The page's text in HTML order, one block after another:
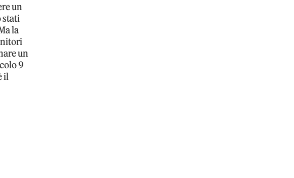
un
stati
la
un
9
il